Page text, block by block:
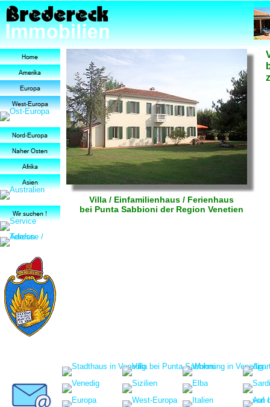
Villa / Einfamilienhaus / Ferienhaus
bei Punta Sabbioni der Region Venetien